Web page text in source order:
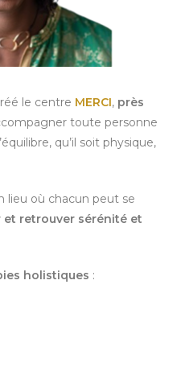
le centre MERCI, près
toute personne
qu’il soit physique,
lieu où chacun peut se
retrouver sérénité et
holistiques :